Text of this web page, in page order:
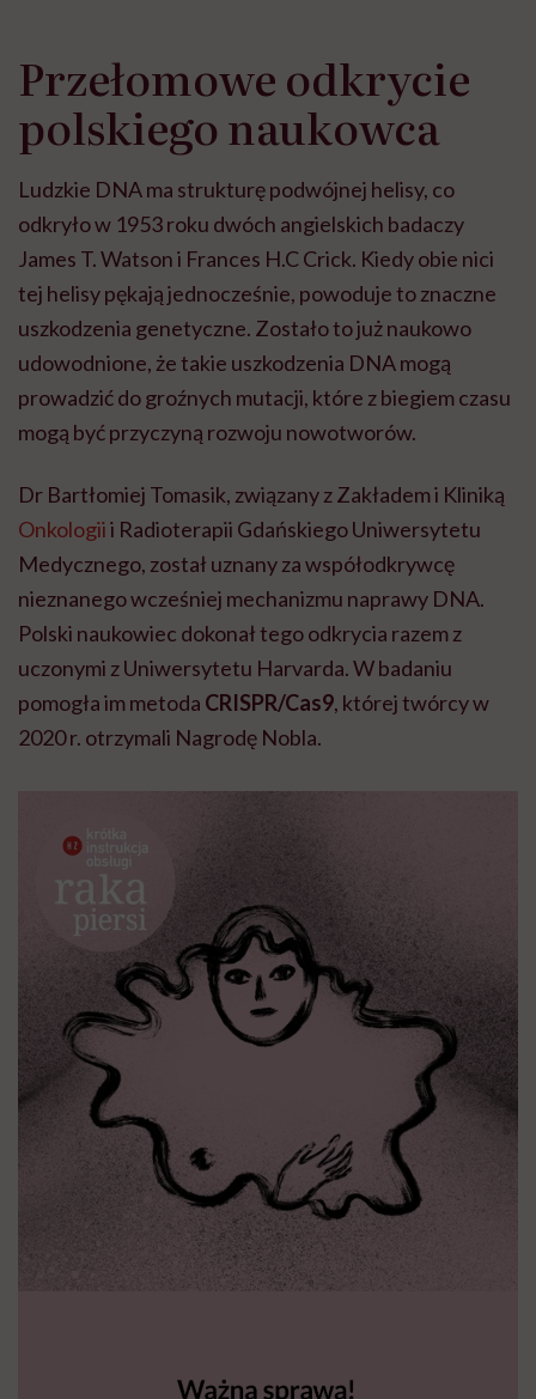
Przełomowe odkrycie
polskiego naukowca
Ludzkie DNA ma strukturę podwójnej helisy, co
odkryło w 1953 roku dwóch angielskich badaczy
James T. Watson i Frances H.C Crick. Kiedy obie nici
tej helisy pękają jednocześnie, powoduje to znaczne
uszkodzenia genetyczne. Zostało to już naukowo
udowodnione, że takie uszkodzenia DNA mogą
prowadzić do groźnych mutacji, które z biegiem czasu
mogą być przyczyną rozwoju nowotworów.
Dr Bartłomiej Tomasik, związany z Zakładem i Kliniką
Onkologiii Radioterapii Gdańskiego Uniwersytetu
Medycznego, został uznany za współodkrywcę
nieznanego wcześniej mechanizmu naprawy DNA.
Polski naukowiec dokonał tego odkrycia razem z
uczonymi z Uniwersytetu Harvarda. W badaniu
pomogła im metoda CRISPR/Cas9, której twórcy w
2020 r. otrzymali Nagrodę Nobla.